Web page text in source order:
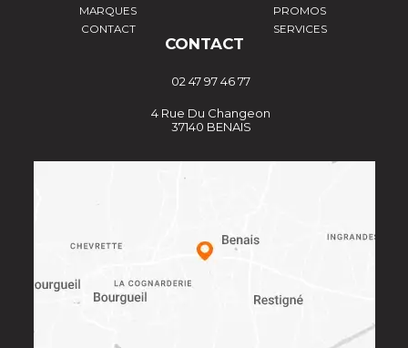
MARQUES
PROMOS
CONTACT
SERVICES
CONTACT
02 47 97 46 77
4 Rue Du Changeon
37140 BENAIS